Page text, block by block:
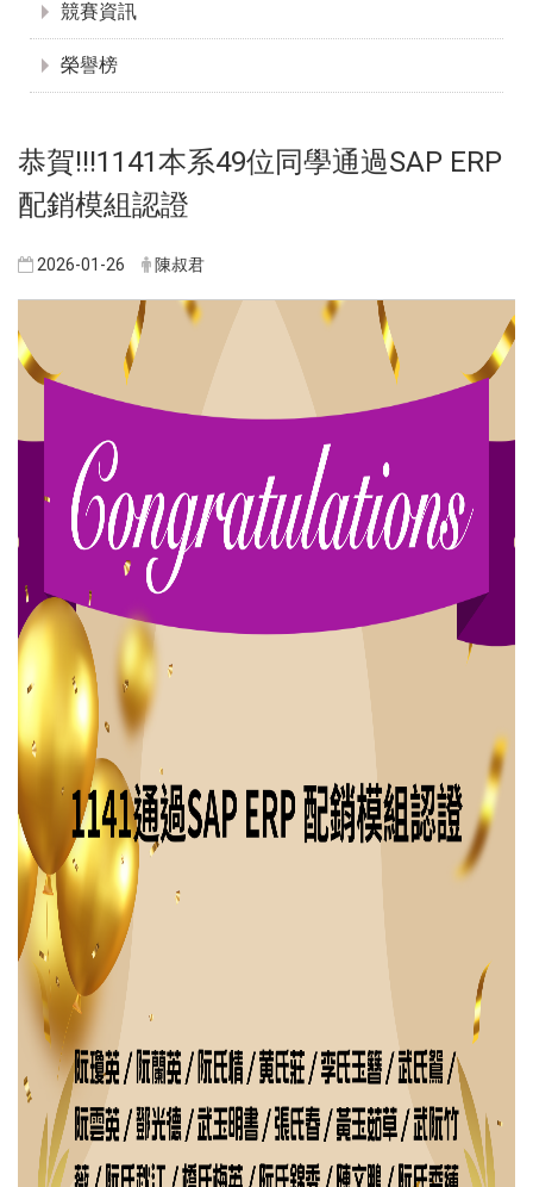
競賽資訊
榮譽榜
恭賀!!!1141本系49位同學通過SAP ERP
配銷模組認證
2026-01-26 陳叔君